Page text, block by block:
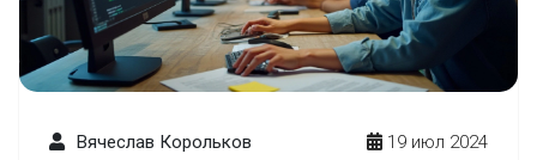
Вячеслав Корольков 19 июл 2024